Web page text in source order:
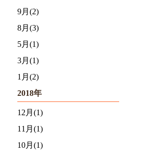
9月(2)
8月(3)
5月(1)
3月(1)
1月(2)
2018年
12月(1)
11月(1)
10月(1)